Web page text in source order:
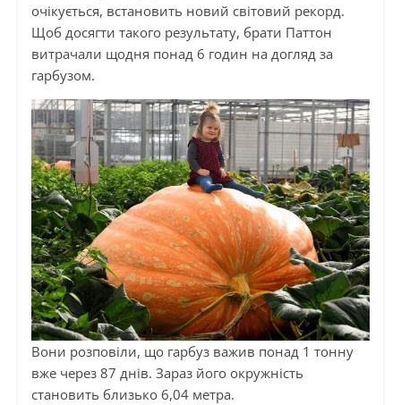
очікується, встановить новий світовий рекорд.
Щоб досягти такого результату, брати Паттон
витрачали щодня понад 6 годин на догляд за
гарбузом.
Вони розповіли, що гарбуз важив понад 1 тонну
вже через 87 днів. Зараз його окружність
становить близько 6,04 метра.